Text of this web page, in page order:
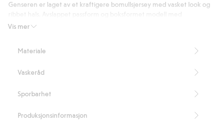
stemmer
Vis mer
Genseren er laget av et kraftigere bomullsjersey med vasket look og
lavtliggende skuldre. Perfekt for trening med lav intensitet eller
Løstsittende modell
Vasket look
Lavtliggende skuldre
Lengde 55 cm i størrelse S
Inneholder 87 % økologisk bomull.
Materiale
Vaskeråd
Sporbarhet
Produksjonsinformasjon